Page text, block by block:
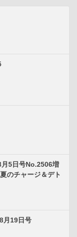
5日号No.2506増
のチャージ＆デト
月19日号